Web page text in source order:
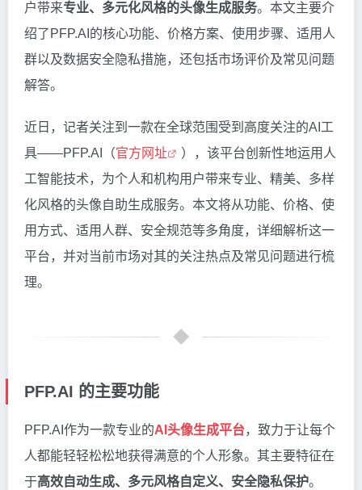
户带来专业、多元化风格的头像生成服务。本文主要介
绍了PFP.AI的核心功能、价格方案、使用步骤、适用人
群以及数据安全隐私措施，还包括市场评价及常见问题
解答。
近日，记者关注到一款在全球范围受到高度关注的AI工
具——PFP.AI（官方网址
），该平台创新性地运用人
工智能技术，为个人和机构用户带来专业、精美、多样
化风格的头像自助生成服务。本文将从功能、价格、使
用方式、适用人群、安全规范等多角度，详细解析这一
平台，并对当前市场对其的关注热点及常见问题进行梳
理。
PFP.AI 的主要功能
PFP.AI作为一款专业的AI头像生成平台，致力于让每个
人都能轻轻松松地获得满意的个人形象。其主要特征在
于高效自动生成、多元风格自定义、安全隐私保护。